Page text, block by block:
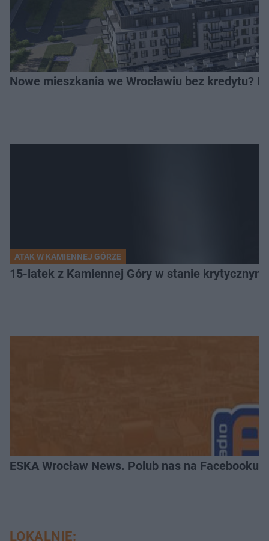
Nowe mieszkania we Wrocławiu bez kredytu?
ATAK W KAMIENNEJ GÓRZE
15-latek z Kamiennej Góry w stanie
ESKA Wrocław News. Polub nas na Facebooku!
LOKALNIE: